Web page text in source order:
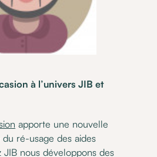
à l’univers JIB et
apporte une nouvelle
ré-usage des aides
JIB nous développons des